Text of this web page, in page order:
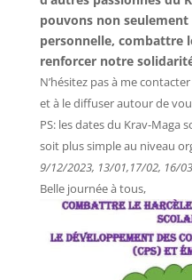
pouvons non
personnelle, combattre
renforcer notre
N’hésitez pas à me
et à le diffuser autour de
PS: les dates du Krav-Maga
soit plus simple au niveau
9/12/2023, 13/01,17/02, 16/
Belle journée à tous,